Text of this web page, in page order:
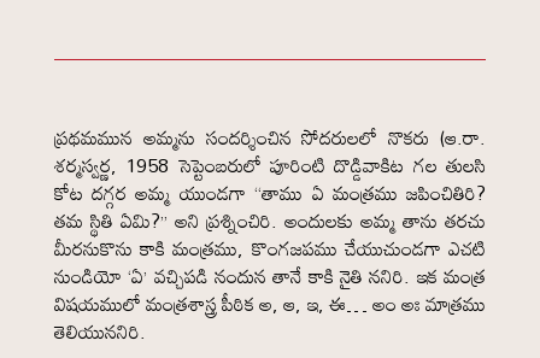
ప్రథమమున అమ్మను సందర్శించిన సోదరులలో నొకరు (ఆ.రా.
శర్మస్వర్ణ, 1958 సెప్టెంబరులో పూరింటి దొడ్డివాకిట గల తులసి
కోట దగ్గర అమ్మ యుండగా “తాము ఏ మంత్రము జపించితిరి?
తమ స్థితి ఏమి?” అని ప్రశ్నించిరి. అందులకు అమ్మ తాను తరచు
మీరనుకొను కాకి మంత్రము, కొంగజపము చేయుచుండగా ఎచటి
నుండియో ‘ఏ’ వచ్చిపడి నందున తానే కాకి నైతి ననిరి. ఇక మంత్ర
విషయములో మంత్రశాస్త్ర పీఠిక అ, ఆ, ఇ, ఈ… అం అః మాత్రము
తెలియుననిరి.